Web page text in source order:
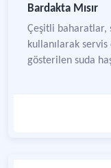
Bardakta Mısır
Çeşitli baharatlar,
kullanılarak
gösterilen suda